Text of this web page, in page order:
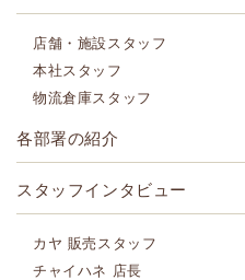
店舗・施設スタッフ
本社スタッフ
物流倉庫スタッフ
各部署の紹介
スタッフインタビュー
カヤ 販売スタッフ
チャイハネ 店長